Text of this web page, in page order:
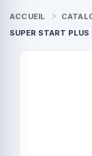
ACCUEIL
SUPER START PLUS